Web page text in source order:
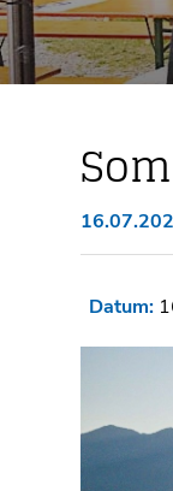
Datum: